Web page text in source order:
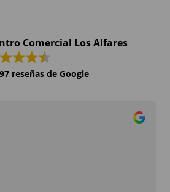
Comercial Los Alfares
reseñas de Google